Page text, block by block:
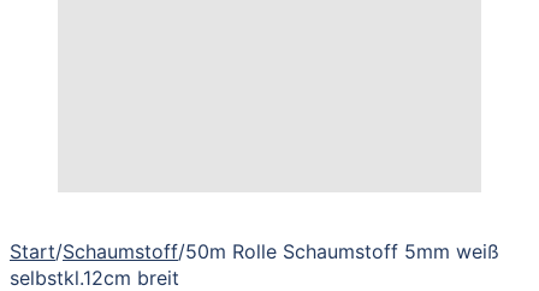
Start/Schaumstoff/50m Rolle Schaumstoff 5mm weiß
selbstkl.12cm breit